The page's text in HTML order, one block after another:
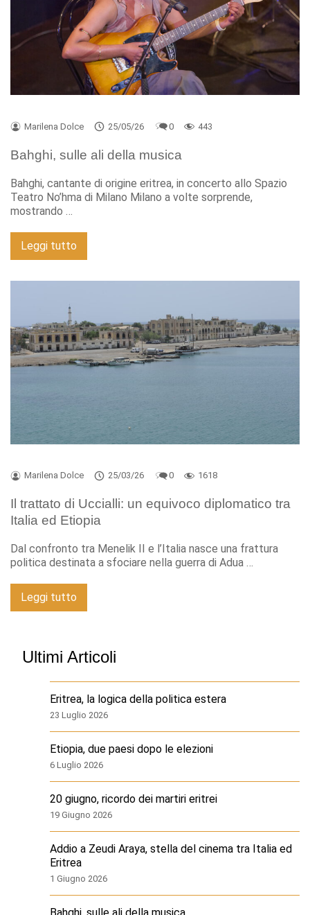
Marilena Dolce 25/05/26 0 443
Bahghi, sulle ali della musica
Bahghi, cantante di origine eritrea, in concerto allo Spazio
Teatro No’hma di Milano Milano a volte sorprende,
mostrando …
Leggi tutto
Marilena Dolce 25/03/26 0 1618
Il trattato di Uccialli: un equivoco diplomatico tra
Italia ed Etiopia
Dal confronto tra Menelik II e l’Italia nasce una frattura
politica destinata a sfociare nella guerra di Adua …
Leggi tutto
Ultimi Articoli
Eritrea, la logica della politica estera
23 Luglio 2026
Etiopia, due paesi dopo le elezioni
6 Luglio 2026
20 giugno, ricordo dei martiri eritrei
19 Giugno 2026
Addio a Zeudi Araya, stella del cinema tra Italia ed
Eritrea
1 Giugno 2026